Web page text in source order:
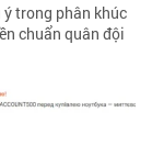
ý trong phân khúc
chuẩn quân đội